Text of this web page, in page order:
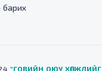
барих
"ГОВИЙН ОЮУ